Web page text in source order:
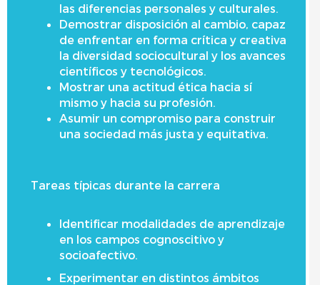
las diferencias personales y culturales.
Demostrar disposición al cambio, capaz
de enfrentar en forma crítica y creativa
la diversidad sociocultural y los avances
científicos y tecnológicos.
Mostrar una actitud ética hacia sí
mismo y hacia su profesión.
Asumir un compromiso para construir
una sociedad más justa y equitativa.
Tareas típicas durante la carrera
Identificar modalidades de aprendizaje
en los campos cognoscitivo y
socioafectivo.
Experimentar en distintos ámbitos